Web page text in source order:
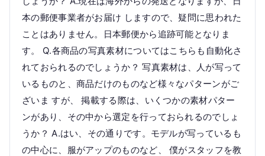
本の郵便事業者がお届け しますので、疑問に思われた
ことはありません。日本郵便から追跡可能となりま
す。 Q.各商品の写真素材についてはこちらも自動化さ
れておられるのでしょうか？ 写真素材は、人が写って
いるものと、商品だけのものなど様々なパターンがご
ざいま すが、 掲載する際は、いくつかの素材パター
ンがあり、その中から選定を行っておられるのでしょ
うか？ A.はい、その通りです。モデルが写っているも
の中心に、服がアップのものなど、 僕がスタッフを教